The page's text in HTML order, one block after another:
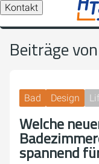
Kontakt
Beiträge
Bad Design
Welche
spannend